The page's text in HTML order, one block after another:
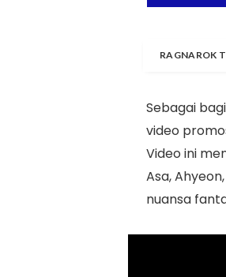
RAGNAROK
Sebagai
video
Video ini
Asa,
nuansa